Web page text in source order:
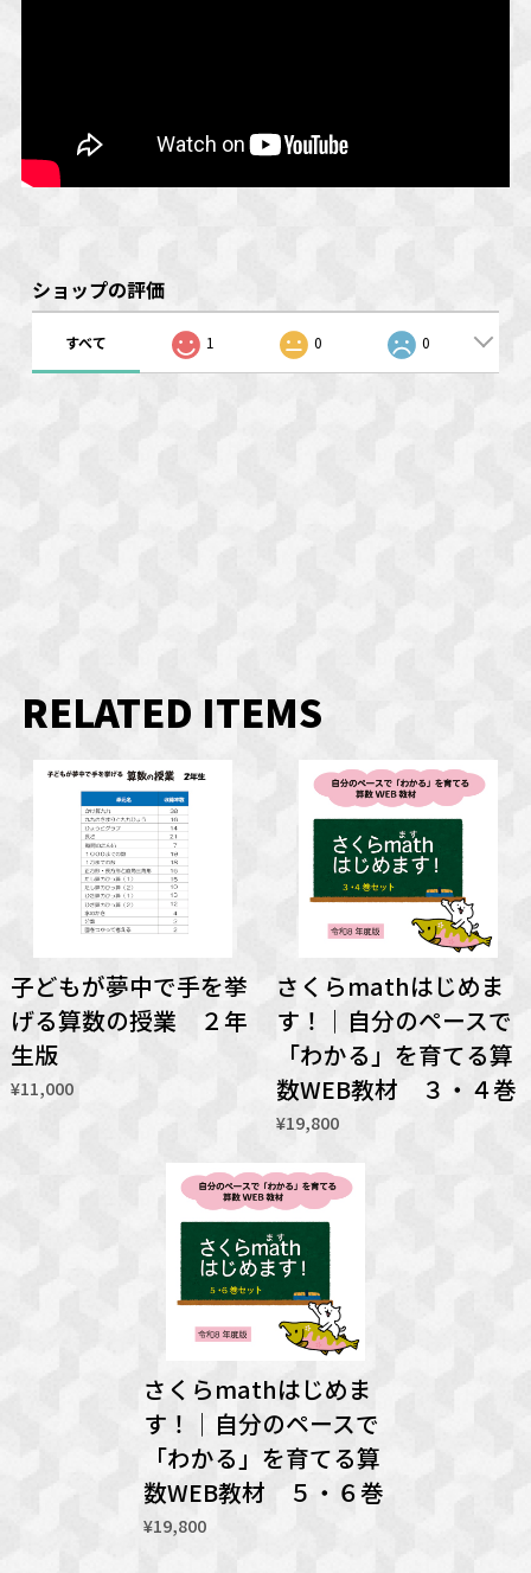
ショップの評価
すべて 1 0 0
RELATED ITEMS
子どもが夢中で手を挙
げる算数の授業 ２年
生版
¥11,000
さくらmathはじめま
す！｜自分のペースで
「わかる」を育てる算
数WEB教材 ３・４巻
¥19,800
さくらmathはじめま
す！｜自分のペースで
「わかる」を育てる算
数WEB教材 ５・６巻
¥19,800